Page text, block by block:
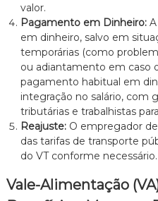
valor.
Pagamento em Dinheiro:A
em dinheiro, salvo em
temporárias (como
ou adiantamento em caso
pagamento habitual em
integração no salário, com
tributárias e trabalhistas
Reajuste:O empregador
das tarifas de transporte
do VT conforme necessário.
Vale-Alimentação